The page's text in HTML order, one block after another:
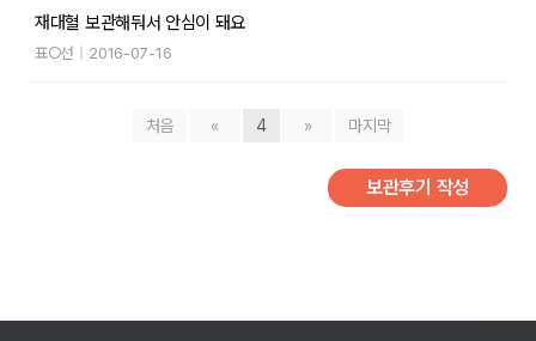
재대혈 보관해둬서 안심이 돼요
표○선 2016-07-16
처음 « 4 » 마지막
보관후기 작성